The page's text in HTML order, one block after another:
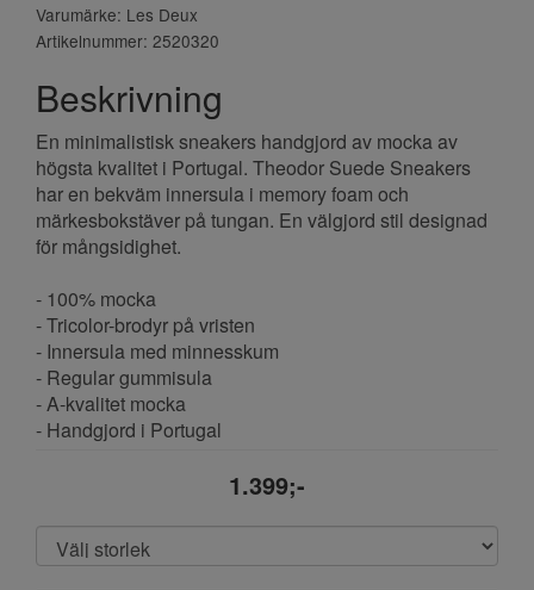
Varumärke: Les Deux
Artikelnummer: 2520320
Beskrivning
En minimalistisk sneakers handgjord av mocka av
högsta kvalitet i Portugal. Theodor Suede Sneakers
har en bekväm innersula i memory foam och
märkesbokstäver på tungan. En välgjord stil designad
för mångsidighet.
- 100% mocka
- Tricolor-brodyr på vristen
- Innersula med minnesskum
- Regular gummisula
- A-kvalitet mocka
- Handgjord i Portugal
1.399;-